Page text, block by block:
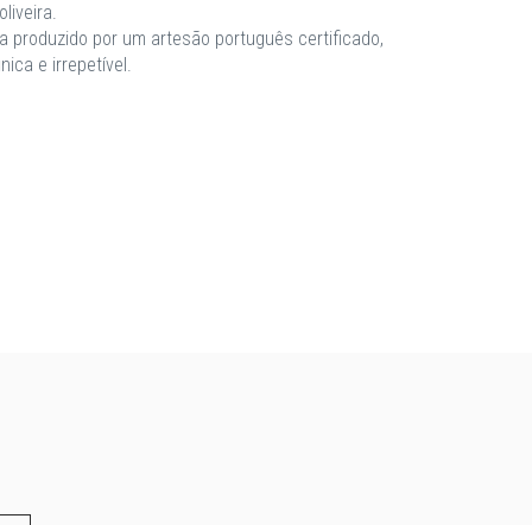
produzido por um artesão português certificado,
e irrepetível.